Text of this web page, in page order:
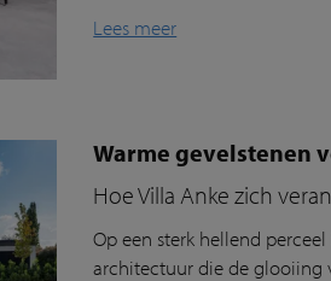
Lees meer
Warme gevelstenen
Hoe Villa Anke zich
Op een sterk hellend
architectuur die de glooiing